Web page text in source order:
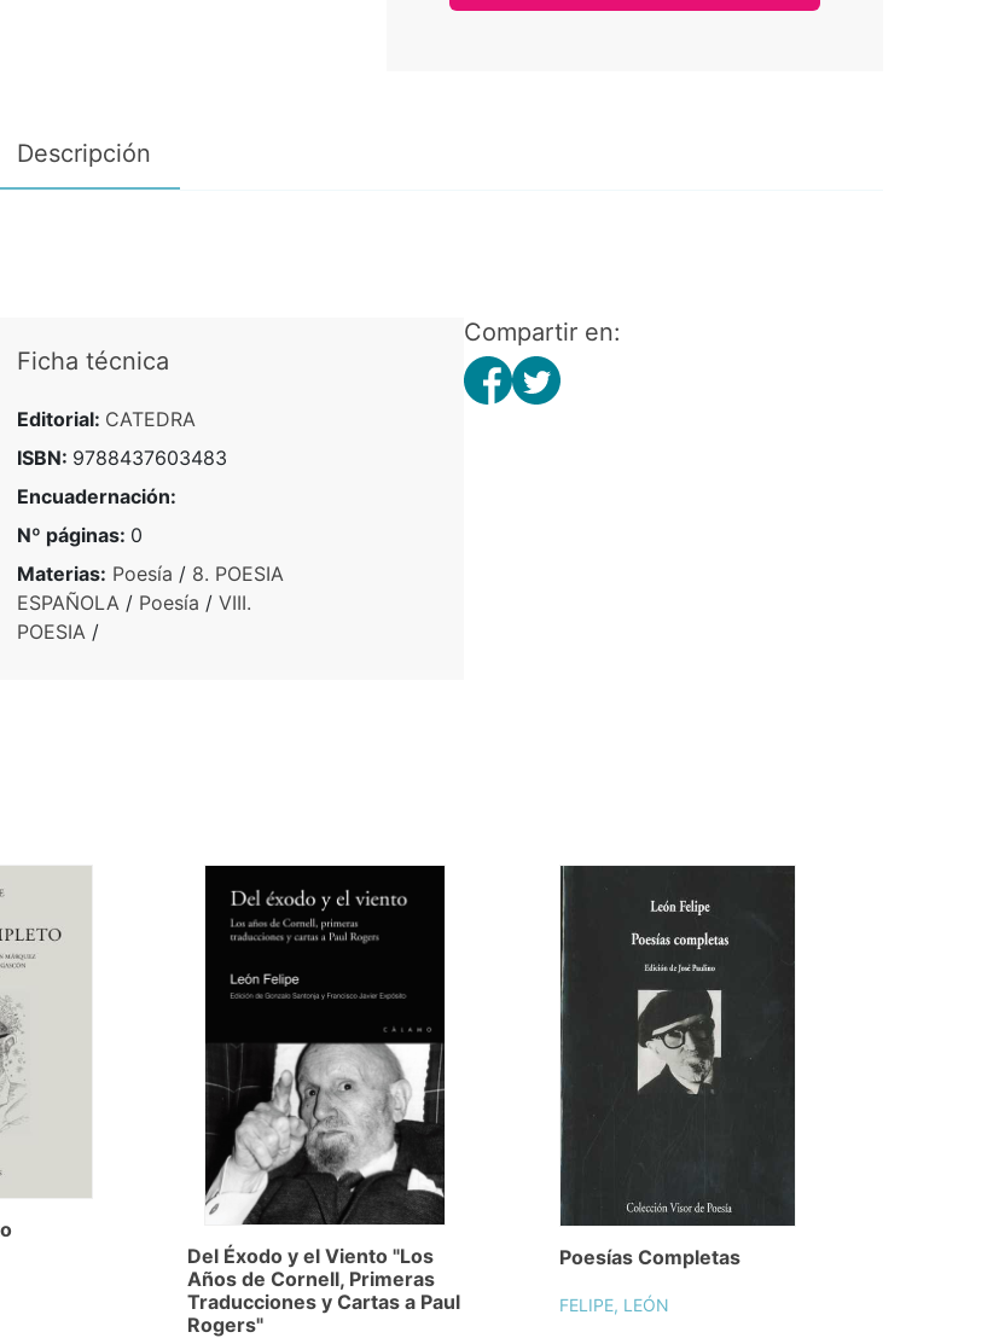
Descripción
Ficha técnica
Editorial: CATEDRA
ISBN: 9788437603483
Encuadernación:
Nº páginas: 0
Materias: Poesía / 8. POESIA
ESPAÑOLA / Poesía / VIII.
POESIA /
Compartir en:
Del Éxodo y el Viento "Los
Años de Cornell, Primeras
Traducciones y Cartas a Paul
Rogers"
Poesías Completas
FELIPE, LEÓN